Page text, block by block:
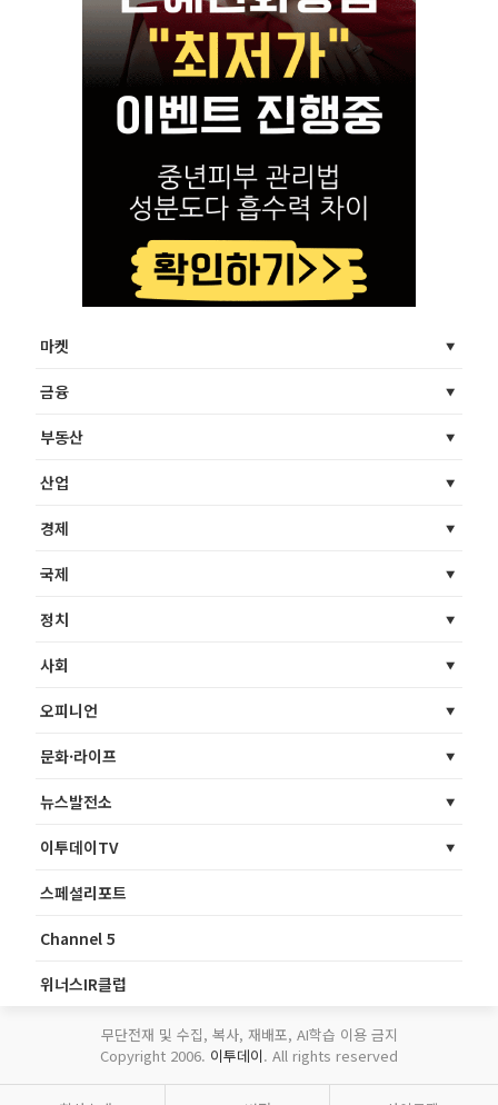
마켓
금융
부동산
산업
경제
국제
정치
사회
오피니언
문화·라이프
뉴스발전소
이투데이TV
스페셜리포트
Channel 5
위너스IR클럽
무단전재 및 수집, 복사, 재배포, AI학습 이용 금지
Copyright 2006. 이투데이. All rights reserved